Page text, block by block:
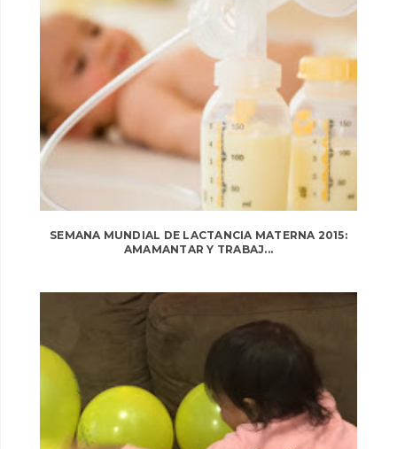
SEMANA MUNDIAL DE LACTANCIA MATERNA 2015:
AMAMANTAR Y TRABAJ...